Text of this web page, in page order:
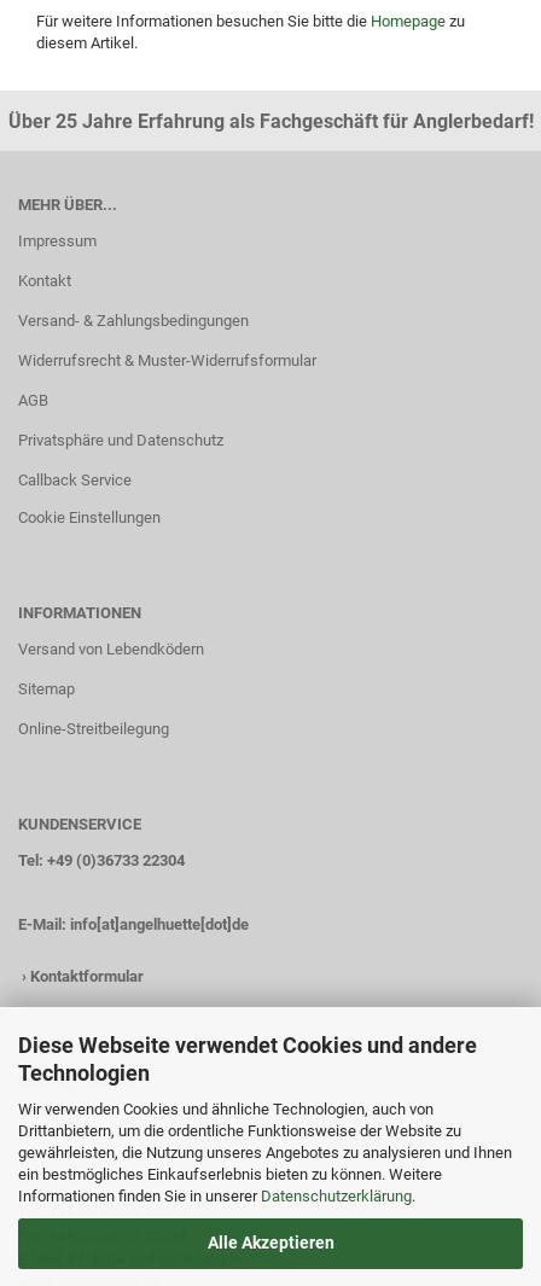
Diese Webseite verwendet Cookies und andere
Technologien
Wir verwenden Cookies und ähnliche Technologien, auch von
Drittanbietern, um die ordentliche Funktionsweise der Website zu
gewährleisten, die Nutzung unseres Angebotes zu analysieren und Ihnen
ein bestmögliches Einkaufserlebnis bieten zu können. Weitere
Informationen finden Sie in unserer Datenschutzerklärung.
Alle Akzeptieren
Für weitere Informationen besuchen Sie bitte die Homepage zu
diesem Artikel.
Über 25 Jahre Erfahrung als Fachgeschäft für Anglerbedarf!
MEHR ÜBER...
Impressum
Kontakt
Versand- & Zahlungsbedingungen
Widerrufsrecht & Muster-Widerrufsformular
AGB
Privatsphäre und Datenschutz
Callback Service
Cookie Einstellungen
INFORMATIONEN
Versand von Lebendködern
Sitemap
Online-Streitbeilegung
KUNDENSERVICE
Tel: +49 (0)36733 22304
E-Mail: info[at]angelhuette[dot]de
› Kontaktformular
KONTAKTDATEN
Angelhütte
Inh.: Christina Heß
Preßwitzer Str. 18
D-07338 Hohenwarte